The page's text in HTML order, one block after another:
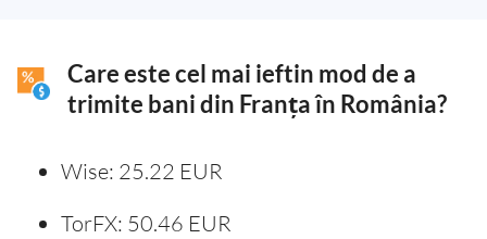
Care este cel mai ieftin mod de a
trimite bani din Franța în România?
Wise: 25.22 EUR
TorFX: 50.46 EUR